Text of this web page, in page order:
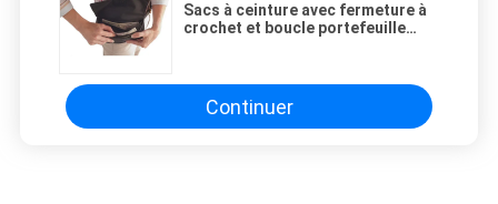
Sacs à ceinture avec fermeture à
crochet et boucle portefeuille
Continuer